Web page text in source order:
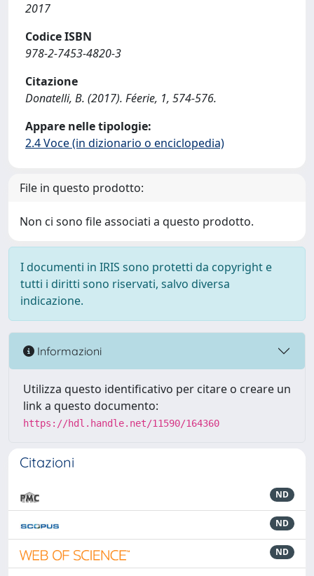
2017
Codice ISBN
978-2-7453-4820-3
Citazione
Donatelli, B. (2017). Féerie, 1, 574-576.
Appare nelle tipologie:
2.4 Voce (in dizionario o enciclopedia)
File in questo prodotto:
Non ci sono file associati a questo prodotto.
I documenti in IRIS sono protetti da copyright e
tutti i diritti sono riservati, salvo diversa
indicazione.
Informazioni
Utilizza questo identificativo per citare o creare un
link a questo documento:
https://hdl.handle.net/11590/164360
Citazioni
ND
ND
ND